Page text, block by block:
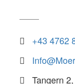
+43 4762
Tangern